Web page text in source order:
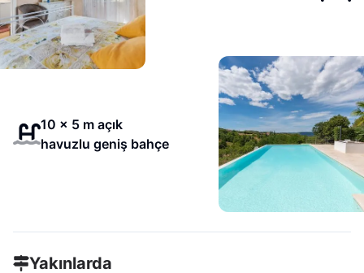
10 x 5 m açık
havuzlu geniş bahçe
Yakınlarda